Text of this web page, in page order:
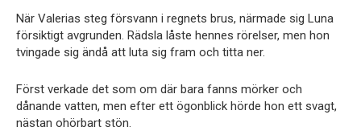
När Valerias steg försvann i regnets brus, närmade sig Luna
försiktigt avgrunden. Rädsla låste hennes rörelser, men hon
tvingade sig ändå att luta sig fram och titta ner.
Först verkade det som om där bara fanns mörker och
dånande vatten, men efter ett ögonblick hörde hon ett svagt,
nästan ohörbart stön.